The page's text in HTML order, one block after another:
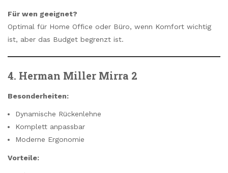
Für wen geeignet?
Optimal für Home Office oder Büro, wenn Komfort wichtig
ist, aber das Budget begrenzt ist.
4. Herman Miller Mirra 2
Besonderheiten:
Dynamische Rückenlehne
Komplett anpassbar
Moderne Ergonomie
Vorteile: